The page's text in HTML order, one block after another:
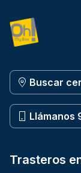
Buscar
Llámanos
Trasteros